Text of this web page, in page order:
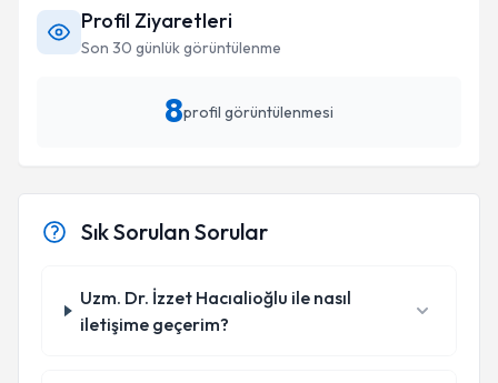
Profil Ziyaretleri
Son 30 günlük görüntülenme
8profil görüntülenmesi
Sık Sorulan Sorular
Uzm. Dr. İzzet Hacıalioğlu ile nasıl
iletişime geçerim?